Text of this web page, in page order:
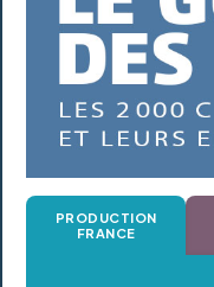
PRODUCTION
FRANCE